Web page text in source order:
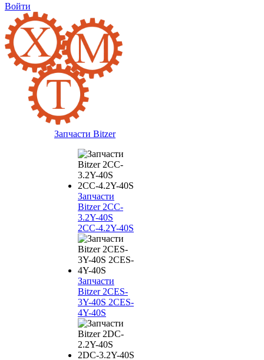
Войти
Запчасти Bitzer
Запчасти
Bitzer 2CC-
3.2Y-40S
2CC-4.2Y-40S
Запчасти
Bitzer 2CES-
3Y-40S 2CES-
4Y-40S